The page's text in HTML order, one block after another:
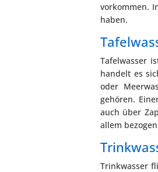
vorkommen.
haben.
Tafelwasser
handelt es
oder
gehören.
auch über
allem
Trinkwasser